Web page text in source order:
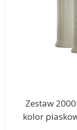
Zestaw
kolor